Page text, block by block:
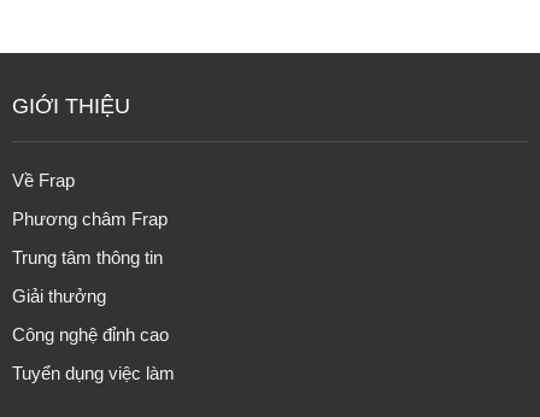
GIỚI THIỆU
Về Frap
Phương châm Frap
Trung tâm thông tin
Giải thưởng
Công nghệ đỉnh cao
Tuyển dụng việc làm